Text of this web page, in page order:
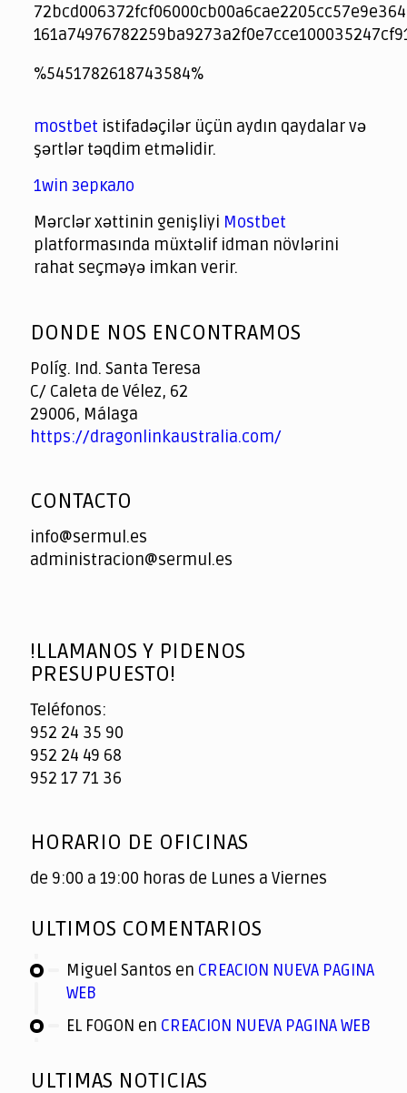
jeetcity
1xbet
jeet city casino
%5451782618743584%
spintiger
Avabet
Spinrise
Crown Green
Crowngreen casino login
슈가 러쉬1000 슬롯
crazy time casino online
1xcasinozambia.com
codingworldnews.com
parimatch.kr
winorio
winorio casino
winorio
mostbet istifadəçilər üçün aydın qaydalar və
şərtlər təqdim etməlidir.
1win зеркало
Mərclər xəttinin genişliyi Mostbet
platformasında müxtəlif idman növlərini
rahat seçməyə imkan verir.
of
DONDE NOS ENCONTRAMOS
Políg. Ind. Santa Teresa
C/ Caleta de Vélez, 62
29006, Málaga
https://dragonlinkaustralia.com/
CONTACTO
info@sermul.es
administracion@sermul.es
!LLAMANOS Y PIDENOS
PRESUPUESTO!
Teléfonos:
952 24 35 90
952 24 49 68
952 17 71 36
HORARIO DE OFICINAS
de 9:00 a 19:00 horas de Lunes a Viernes
ULTIMOS COMENTARIOS
Miguel Santos en CREACION NUEVA PAGINA
WEB
EL FOGON en CREACION NUEVA PAGINA WEB
ULTIMAS NOTICIAS